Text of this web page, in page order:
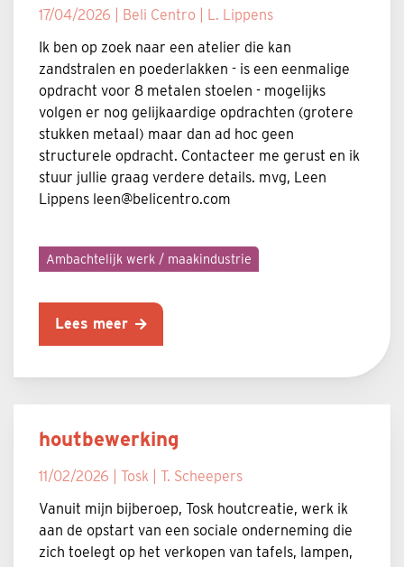
17/04/2026 | Beli Centro | L. Lippens
Ik ben op zoek naar een atelier die kan
zandstralen en poederlakken - is een eenmalige
opdracht voor 8 metalen stoelen - mogelijks
volgen er nog gelijkaardige opdrachten (grotere
stukken metaal) maar dan ad hoc geen
structurele opdracht. Contacteer me gerust en ik
stuur jullie graag verdere details. mvg, Leen
Lippens leen@belicentro.com
Ambachtelijk werk / maakindustrie
Lees meer
houtbewerking
11/02/2026 | Tosk | T. Scheepers
Vanuit mijn bijberoep, Tosk houtcreatie, werk ik
aan de opstart van een sociale onderneming die
zich toelegt op het verkopen van tafels, lampen,